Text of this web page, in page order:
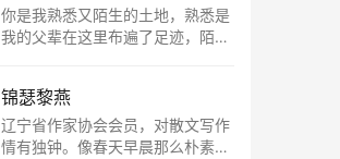
你是我熟悉又陌生的土地，熟悉是
我的父辈在这里布遍了足迹，陌生
根所在，我用文字慢慢认识你、慢
慢熟悉你。
锦瑟黎燕
辽宁省作家协会会员，对散文写作
情有独钟。像春天早晨那么朴素，